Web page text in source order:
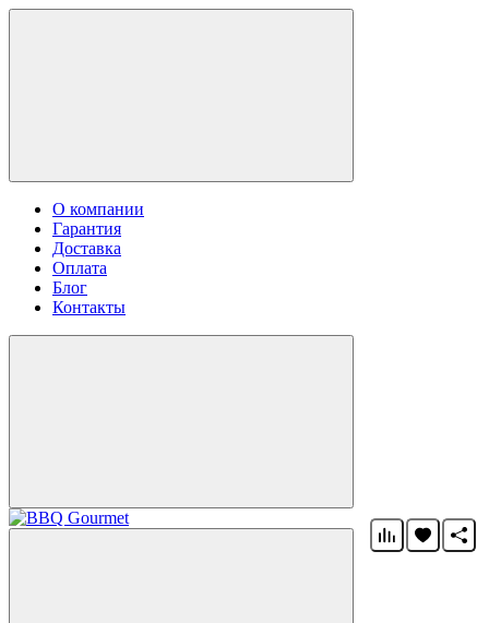
О компании
Гарантия
Доставка
Оплата
Блог
Контакты